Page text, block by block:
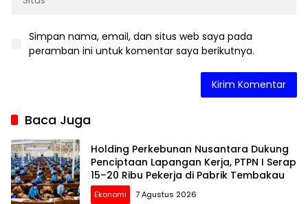
Simpan nama, email, dan situs web saya pada
peramban ini untuk komentar saya berikutnya.
Baca Juga
Holding Perkebunan Nusantara Dukung
Penciptaan Lapangan Kerja, PTPN I Serap
15–20 Ribu Pekerja di Pabrik Tembakau
Ekonomi 7 Agustus 2026